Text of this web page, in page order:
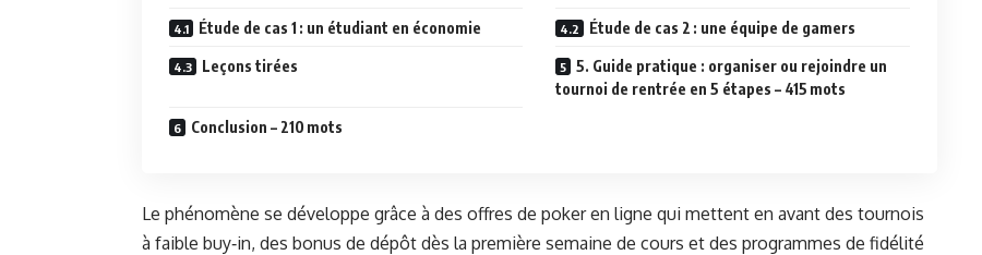
Étude de cas 1 : un étudiant en économie Étude de cas 2 : une équipe de gamers
Leçons tirées
5. Guide pratique : organiser ou rejoindre un
tournoi de rentrée en 5 étapes – 415 mots
Conclusion – 210 mots
Le phénomène se développe grâce à des offres de poker en ligne qui mettent en avant des tournois
à faible buy‑in, des bonus de dépôt dès la première semaine de cours et des programmes de fidélité